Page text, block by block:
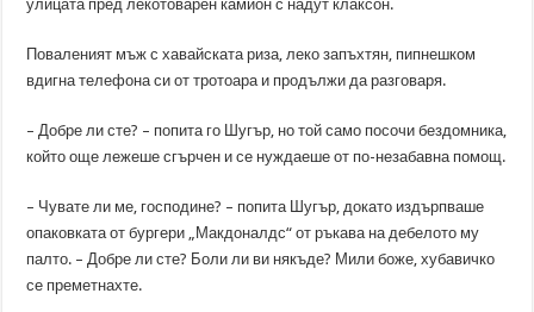
улицата пред лекотоварен камион с надут клаксон.
Поваленият мъж с хавайската риза, леко запъхтян, пипнешком
вдигна телефона си от тротоара и продължи да разговаря.
– Добре ли сте? – попита го Шугър, но той само посочи бездомника,
който още лежеше сгърчен и се нуждаеше от по-незабавна помощ.
– Чувате ли ме, господине? – попита Шугър, докато издърпваше
опаковката от бургери „Макдоналдс“ от ръкава на дебелото му
палто. – Добре ли сте? Боли ли ви някъде? Мили боже, хубавичко
се преметнахте.